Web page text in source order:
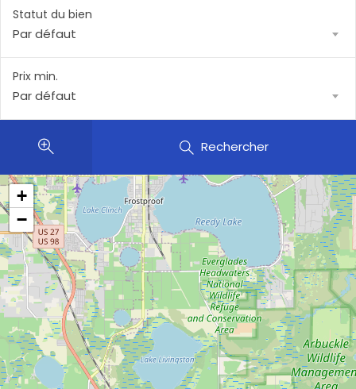
Statut du bien
Par défaut
Prix min.
Par défaut
Rechercher
+
−